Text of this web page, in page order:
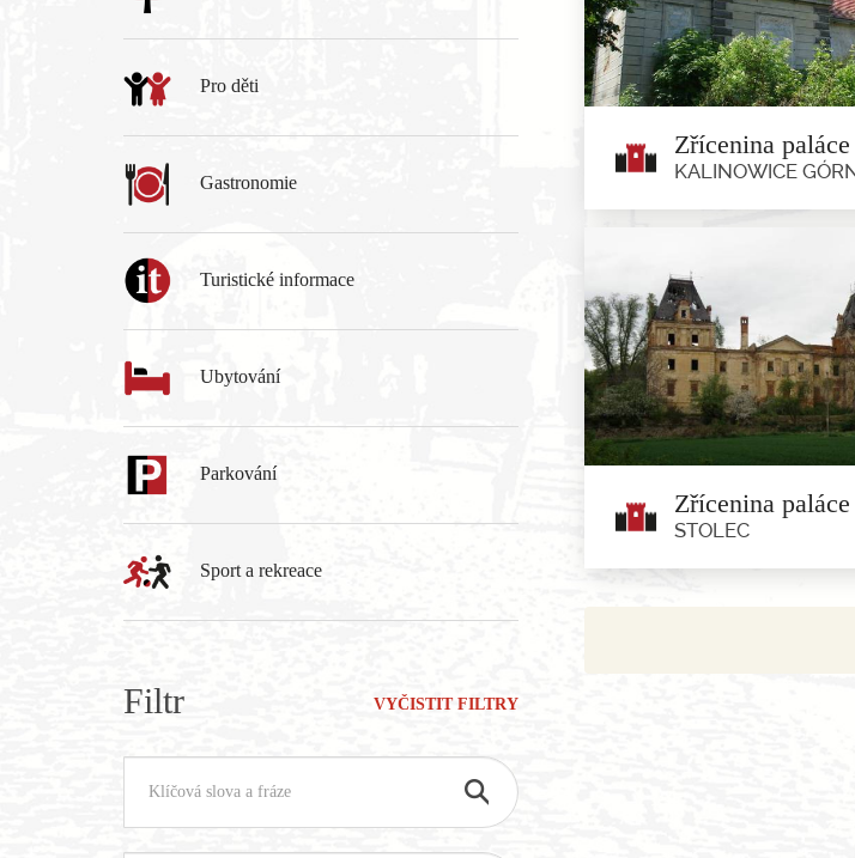
Pro děti
Gastronomie
Turistické informace
Ubytování
Parkování
Sport a rekreace
Filtr VYČISTIT FILTRY
KALINOWICE
Zřícenina paláce
Kalinowice
Začátky Kalinowského paláce se
STOLEC